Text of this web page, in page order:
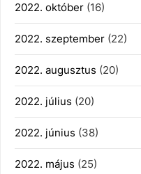
2022. október (16)
2022. szeptember (22)
2022. augusztus (20)
2022. július (20)
2022. június (38)
2022. május (25)